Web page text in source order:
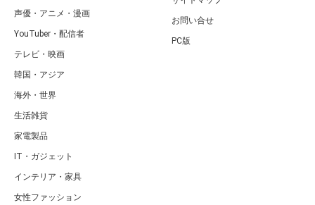
声優・アニメ・漫画
YouTuber・配信者
テレビ・映画
韓国・アジア
海外・世界
生活雑貨
家電製品
IT・ガジェット
インテリア・家具
女性ファッション
お問い合せ
PC版